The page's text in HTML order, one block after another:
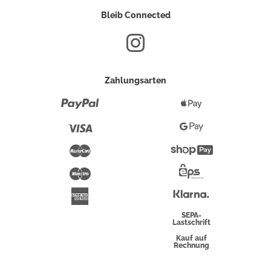
Bleib Connected
Zahlungsarten
Maestro
Pay
Google
Pay
Überweisung
SEPA-
Lastschrift
Kauf auf
Rechnung